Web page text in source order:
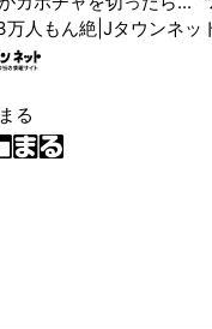
万人もん絶|Jタウンネッ
る